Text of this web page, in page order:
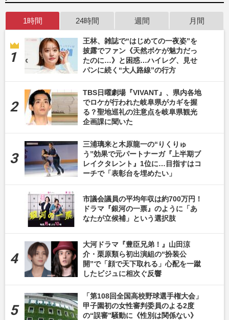
1時間 24時間 週間 月間
王林、雑誌で“はじめての一夜姿”を
披露でファン《天然ボケが魅力だっ
たのに…》と困惑…ハイレグ、見せ
パンに続く“大人路線”の行方
TBS日曜劇場『VIVANT』、県内各地
でロケが行われた岐阜県がカギを握
る？聖地巡礼の注意点を岐阜県観光
企画課に聞いた
三浦璃来と木原龍一の“りくりゅ
う”効果で元パートナーガ『上半期ブ
レイクタレント』1位に…目指すはコ
ーチで「表彰台を埋めたい」
市議会議員の平均年収は約700万円！
ドラマ『銀河の一票』のように「あ
なたが立候補」という選択肢
大河ドラマ『豊臣兄弟！』山田涼
介・栗原類ら初出演組の“扮装公
開”で「顔で天下取れる」心配を一蹴
したビジュに相次ぐ反響
「第108回全国高校野球選手権大会」
甲子園初の女性審判委員のよる2度
の“誤審”騒動に《性別は関係ない》